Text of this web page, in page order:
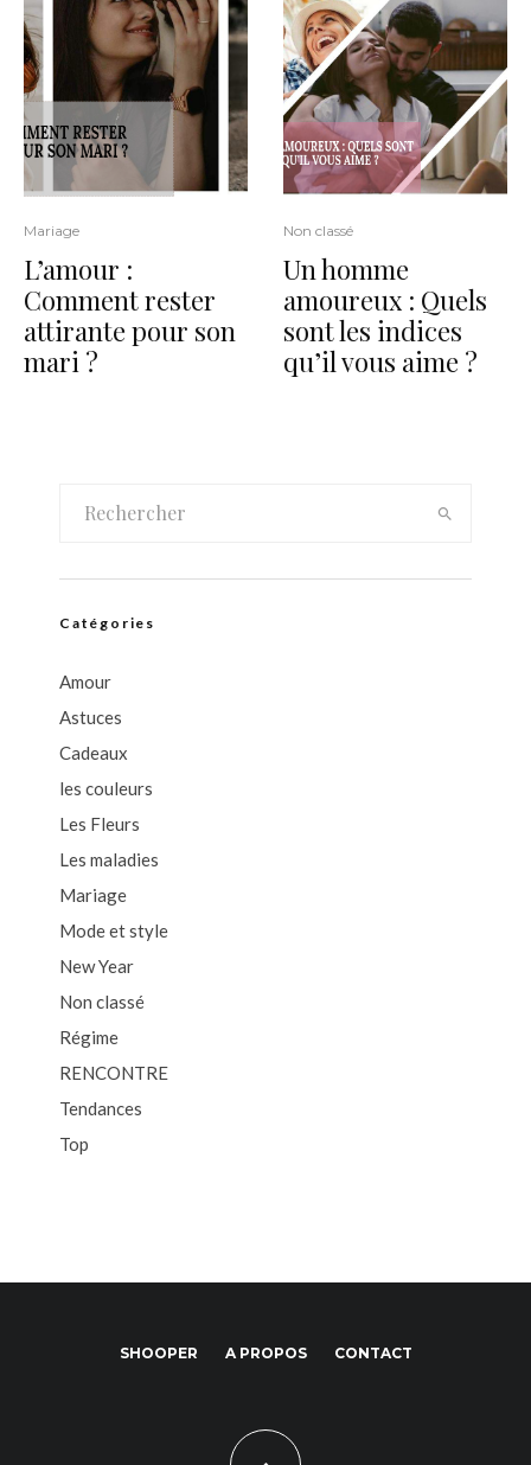
Mariage
L’amour :
Comment rester
attirante pour son
mari ?
Non classé
Un homme
amoureux : Quels
sont les indices
qu’il vous aime ?
Catégories
Amour
Astuces
Cadeaux
les couleurs
Les Fleurs
Les maladies
Mariage
Mode et style
New Year
Non classé
Régime
RENCONTRE
Tendances
Top
SHOOPER A PROPOS CONTACT